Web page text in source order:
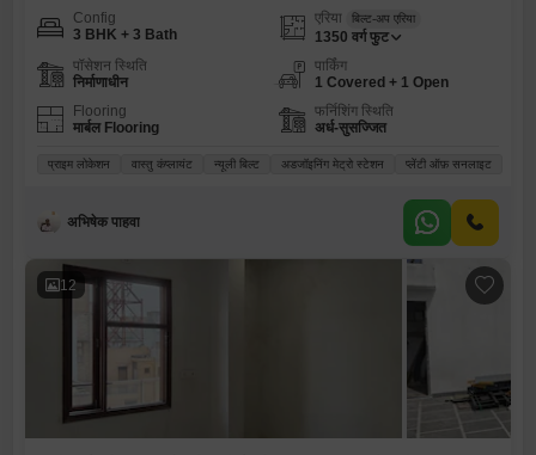
Config
3 BHK + 3 Bath
एरिया बिल्ट-अप एरिया
1350 वर्ग फुट
पॉसेशन स्थिति
निर्माणाधीन
पार्किंग
1 Covered + 1 Open
Flooring
मार्बल Flooring
फर्निशिंग स्थिति
अर्ध-सुसज्जित
प्राइम लोकेशन वास्तु कंप्लायंट न्यूली बिल्ट अडजॉइनिंग मेट्रो स्टेशन प्लेंटी ऑफ़ सनलाइट
अभिषेक पाहवा
12